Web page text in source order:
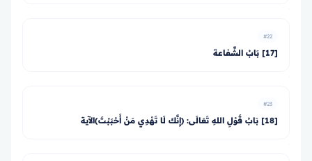
#22
[17] بَابُ الشَّفاعة
#23
[18] بَابُ قَوْلِ اللهِ تَعَالَى: ﴿إِنَّكَ لَا تَهْدِي مَنْ أَحْبَبْتَ﴾الآية